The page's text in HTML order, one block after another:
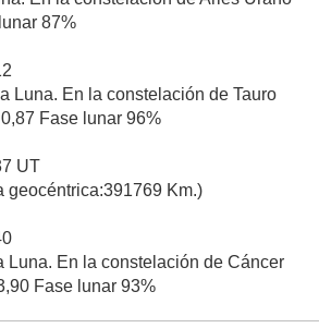
87%
Luna. En la constelación de Tauro
Fase lunar 96%
UT
geocéntrica:391769 Km.)
Luna. En la constelación de Cáncer
Fase lunar 93%